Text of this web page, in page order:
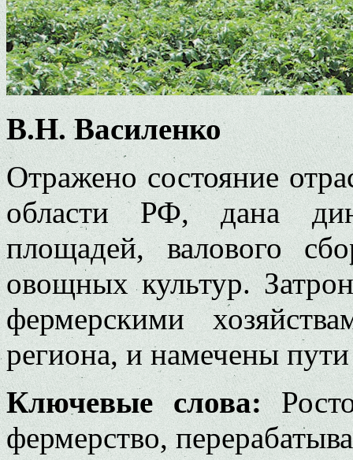
В.Н. Василенко
Отражено состояние
области РФ, дана
площадей, валового
овощных культур.
фермерскими
региона, и намечены
Ключевые слова:
фермерство,